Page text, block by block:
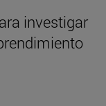
investigar